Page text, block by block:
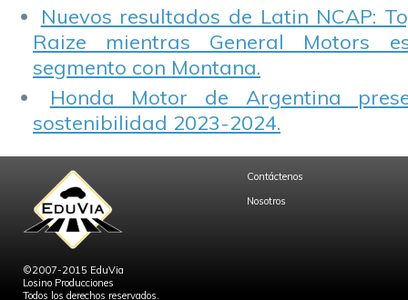
Nuevos resultados de Latin NCAP:
Raize mientras General Motors
segmento con Montana.
Honda Motor de Argentina
sostenibilidad 2023-2024.
©2007-2015 EduVia
Losino Producciones
Todos los derechos reservados.
Contáctenos
Nosotros